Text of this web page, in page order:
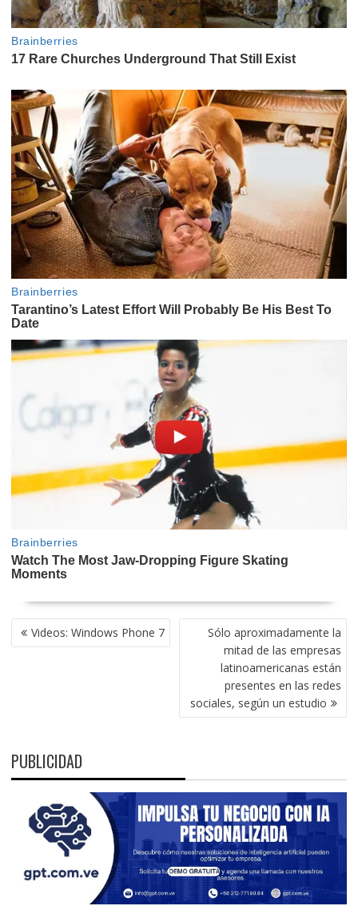
NAVEGACIÓN
DE Videos: Windows Phone 7
Sólo aproximadamente la
mitad de las empresas
latinoamericanas están
presentes en las redes
sociales, según un estudio
PUBLICIDAD